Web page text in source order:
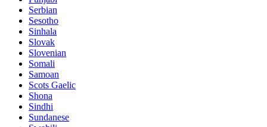
Serbian
Sesotho
Sinhala
Slovak
Slovenian
Somali
Samoan
Scots Gaelic
Shona
Sindhi
Sundanese